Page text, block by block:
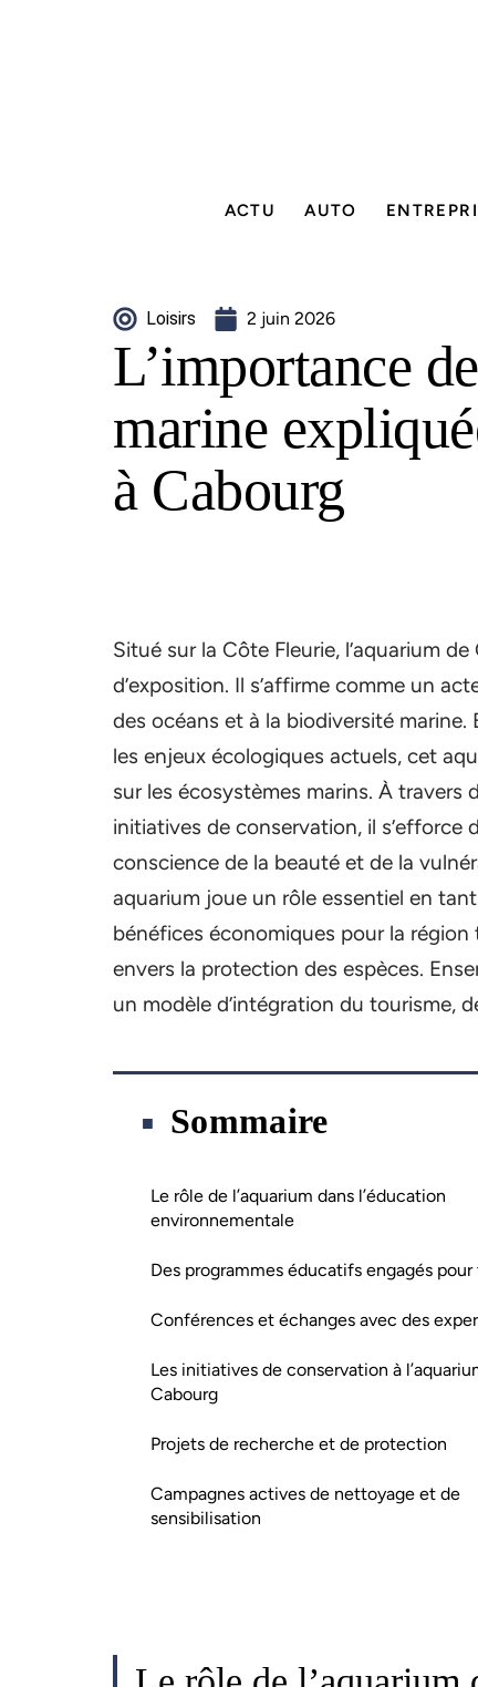
ACTU AUTO
Loisirs 2 juin 2026
L’importance
marine
à Cabourg
Situé sur la Côte Fleurie, l’aquarium
d’exposition. Il s’affirme comme un
des océans et à la biodiversité
les enjeux écologiques actuels, cet
sur les écosystèmes marins. À travers
initiatives de conservation, il
conscience de la beauté et de la
aquarium joue un rôle essentiel en
bénéfices économiques pour la
envers la protection des espèces.
un modèle d’intégration du tourisme,
Sommaire
Le rôle de l’aquarium dans l’éducation
environnementale
Des programmes éducatifs engagés pour
Conférences et échanges avec des
Les initiatives de conservation à
Cabourg
Projets de recherche et de protection
Campagnes actives de nettoyage et de
sensibilisation